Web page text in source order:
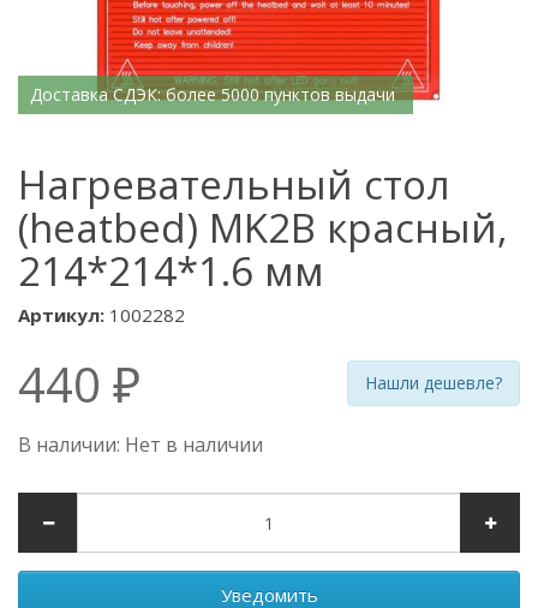
Доставка СДЭК: более 5000 пунктов выдачи
Нагревательный стол
(heatbed) MK2B красный,
214*214*1.6 мм
Артикул: 1002282
440 ₽ Нашли дешевле?
В наличии: Нет в наличии
Уведомить